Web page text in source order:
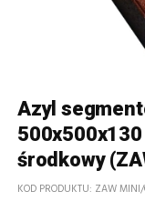
Azyl
środkowy
KOD PRODUKTU ZAW MINI/